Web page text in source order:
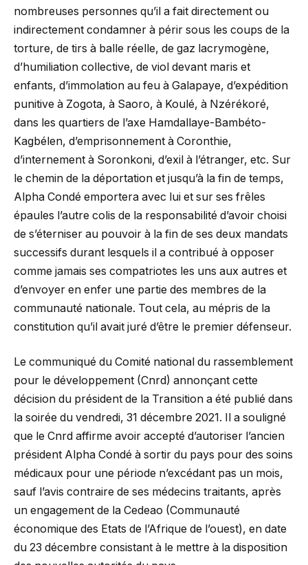
nombreuses personnes qu’il a fait directement ou
indirectement condamner à périr sous les coups de la
torture, de tirs à balle réelle, de gaz lacrymogène,
d’humiliation collective, de viol devant maris et
enfants, d’immolation au feu à Galapaye, d’expédition
punitive à Zogota, à Saoro, à Koulé, à Nzérékoré,
dans les quartiers de l’axe Hamdallaye-Bambéto-
Kagbélen, d’emprisonnement à Coronthie,
d’internement à Soronkoni, d’exil à l’étranger, etc. Sur
le chemin de la déportation et jusqu’à la fin de temps,
Alpha Condé emportera avec lui et sur ses frêles
épaules l’autre colis de la responsabilité d’avoir choisi
de s’éterniser au pouvoir à la fin de ses deux mandats
successifs durant lesquels il a contribué à opposer
comme jamais ses compatriotes les uns aux autres et
d’envoyer en enfer une partie des membres de la
communauté nationale. Tout cela, au mépris de la
constitution qu’il avait juré d’être le premier défenseur.
Le communiqué du Comité national du rassemblement
pour le développement (Cnrd) annonçant cette
décision du président de la Transition a été publié dans
la soirée du vendredi, 31 décembre 2021. Il a souligné
que le Cnrd affirme avoir accepté d’autoriser l’ancien
président Alpha Condé à sortir du pays pour des soins
médicaux pour une période n’excédant pas un mois,
sauf l’avis contraire de ses médecins traitants, après
un engagement de la Cedeao (Communauté
économique des Etats de l’Afrique de l’ouest), en date
du 23 décembre consistant à le mettre à la disposition